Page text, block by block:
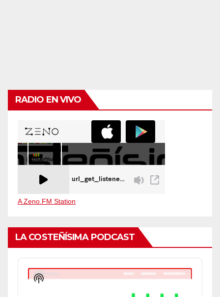
RADIO EN VIVO
A Zeno.FM Station
LA COSTEÑÍSIMA PODCAST
Audio
Player
Show